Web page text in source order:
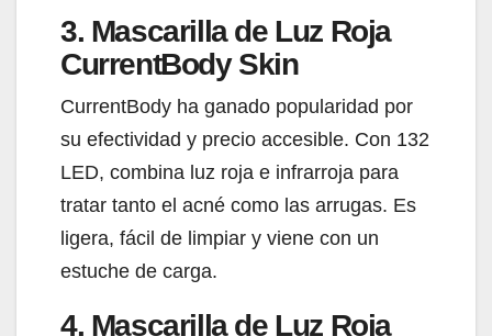
3. Mascarilla de Luz Roja
CurrentBody Skin
CurrentBody ha ganado popularidad por
su efectividad y precio accesible. Con 132
LED, combina luz roja e infrarroja para
tratar tanto el acné como las arrugas. Es
ligera, fácil de limpiar y viene con un
estuche de carga.
4. Mascarilla de Luz Roja